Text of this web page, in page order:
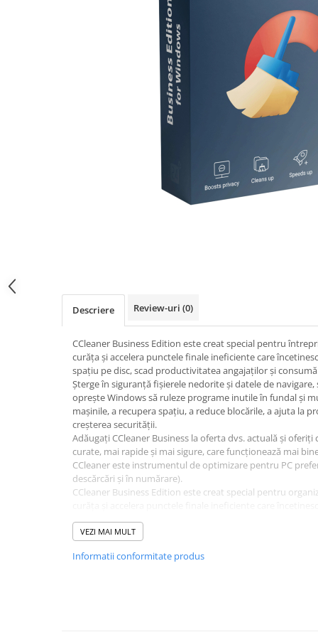
Descriere Review-uri (0)
CCleaner Business Edition este creat special pentru
curăța și accelera punctele finale ineficiente care
spațiu pe disc, scad productivitatea angajaților și
Șterge în siguranță fișierele nedorite și datele de
oprește Windows să ruleze programe inutile în fundal și
mașinile, a recupera spațiu, a reduce blocările, a ajuta la
creșterea securității.
Adăugați CCleaner Business la oferta dvs. actuală și
curate, mai rapide și mai sigure, care funcționează mai
CCleaner este instrumentul de optimizare pentru PC
descărcări și în numărare).
CCleaner Business Edition este creat special pentru
spațiu pe disc, scad productivitatea angajaților și consumă
siguranță fișierele nedorite și datele de navigare, șterge
recupera spațiu, a reduce blocările, a ajuta la protejarea
Adăugați CCleaner Business la oferta dvs. actuală și
VEZI MAI MULT
Informatii conformitate produs